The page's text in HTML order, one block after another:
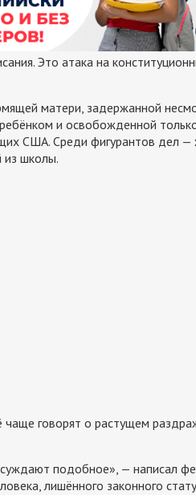
Это атака на
матери, задержанной
и освобожденной
США. Среди фигурантов дел
из школы.
говорят о растущем
подобное», — написал
лишённого законного